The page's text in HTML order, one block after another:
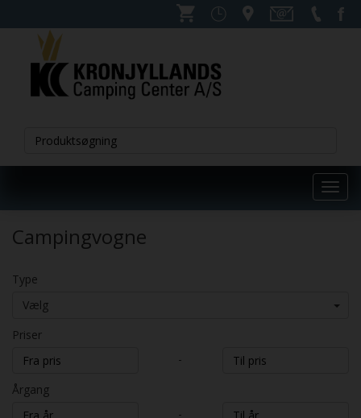
Campingvogne
Type
Vælg
Priser
-
Årgang
-